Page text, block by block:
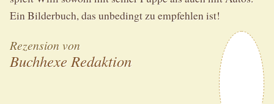
Ein Bilderbuch, das unbedingt zu empfehlen ist!
Rezension von
Buchhexe Redaktion